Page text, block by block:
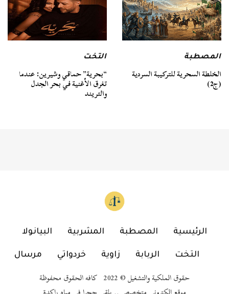
المصطبة
الخلطة السحرية للتركيبة السردية
(ج2)
التخت
“بحرية” حماقي وشيرين: عندما
تغرق الأغنية في بحر الجدل
والتريند
الرئيسية المصطبة المشربية البيانولا
التخت الربابة زاوية خردواتي مرسال
حقوق الملكية والتشغيل © 2022 كافه الحقوق محفوظة